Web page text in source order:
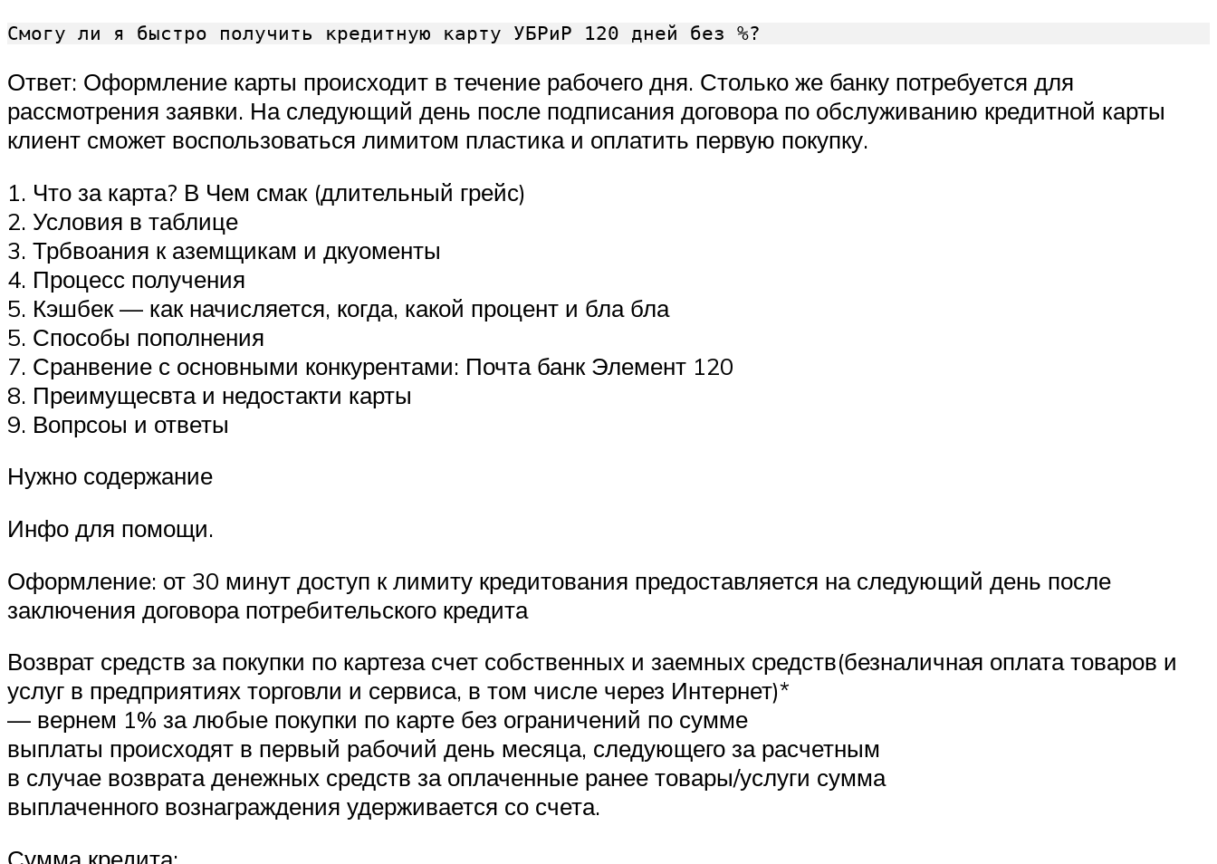
Смогу ли я быстро получить кредитную карту УБРиР 120 дней без %?
Ответ: Оформление карты происходит в течение рабочего дня. Столько же банку потребуется для
рассмотрения заявки. На следующий день после подписания договора по обслуживанию кредитной карты
клиент сможет воспользоваться лимитом пластика и оплатить первую покупку.
1. Что за карта? В Чем смак (длительный грейс)
2. Условия в таблице
3. Трбвоания к аземщикам и дкуоменты
4. Процесс получения
5. Кэшбек — как начисляется, когда, какой процент и бла бла
5. Способы пополнения
7. Сранвение с основными конкурентами: Почта банк Элемент 120
8. Преимущесвта и недостакти карты
9. Вопрсоы и ответы
Нужно содержание
Инфо для помощи.
Оформление: от 30 минут доступ к лимиту кредитования предоставляется на следующий день после
заключения договора потребительского кредита
Возврат средств за покупки по картеза счет собственных и заемных средств(безналичная оплата товаров и
услуг в предприятиях торговли и сервиса, в том числе через Интернет)*
— вернем 1% за любые покупки по карте без ограничений по сумме
выплаты происходят в первый рабочий день месяца, следующего за расчетным
в случае возврата денежных средств за оплаченные ранее товары/услуги сумма
выплаченного вознаграждения удерживается со счета.